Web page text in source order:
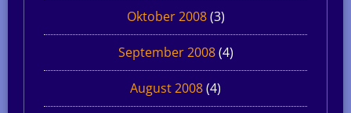
Oktober 2008(3)
September 2008(4)
August 2008(4)